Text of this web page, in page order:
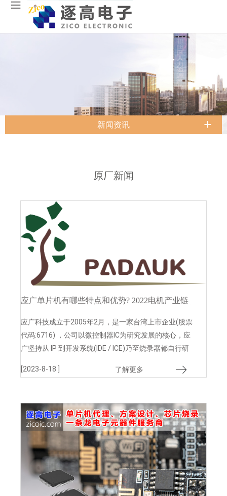
新闻资讯
原厂新闻
应广单片机有哪些特点和优势? 2022电机产业链
的MCU产品亮相
应广科技成立于2005年2月，是一家台湾上市企业(股票
代码:6716) ，公司以微控制器IC为研究发展的核心，应
广坚持从 IP 到开发系统(IDE / ICE)乃至烧录器都自行研
性的产品开发能力，可适时依客户需求提供解决方案。
了解更多
[2023-8-18 ]